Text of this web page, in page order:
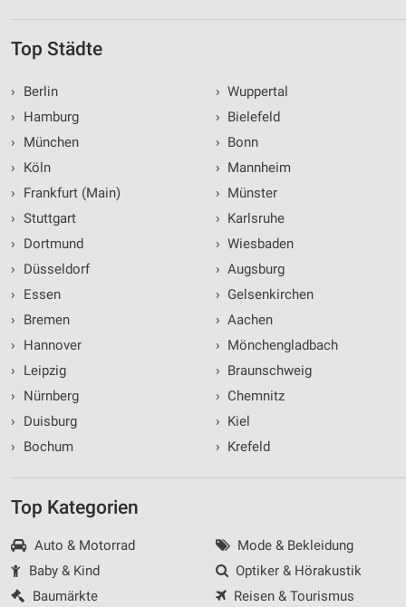
Top Städte
›
Berlin
›
Hamburg
›
München
›
Köln
›
Frankfurt (Main)
› Stuttgart
›
Dortmund
›
Düsseldorf
›
Essen
›
Bremen
›
Hannover
›
Leipzig
›
Nürnberg
›
Duisburg
›
Bochum
› Wuppertal
› Bielefeld
› Bonn
› Mannheim
› Münster
› Karlsruhe
› Wiesbaden
› Augsburg
› Gelsenkirchen
› Aachen
› Mönchengladbach
› Braunschweig
› Chemnitz
› Kiel
› Krefeld
Top Kategorien
Auto & Motorrad
Baby & Kind
Baumärkte
Mode & Bekleidung
Optiker & Hörakustik
Reisen & Tourismus